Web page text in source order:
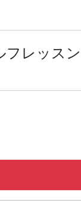
フレッスン